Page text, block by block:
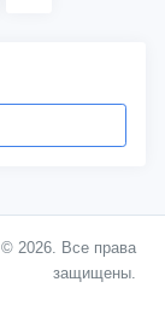
2026. Все права
защищены.